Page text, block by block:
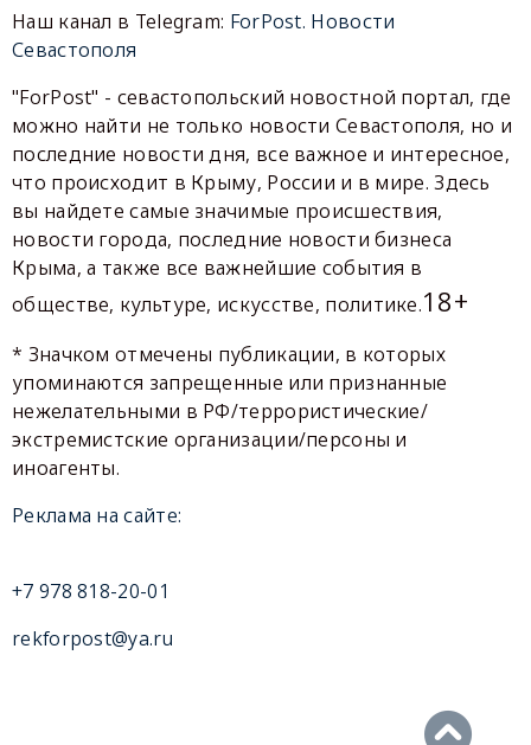
Наш канал в Telegram: ForPost. Новости
Севастополя
"ForPost" - севастопольский новостной портал, где
можно найти не только новости Севастополя, но и
последние новости дня, все важное и интересное,
что происходит в Крыму, России и в мире. Здесь
вы найдете самые значимые происшествия,
новости города, последние новости бизнеса
Крыма, а также все важнейшие события в
обществе, культуре, искусстве, политике.18+
* Значком отмечены публикации, в которых
упоминаются запрещенные или признанные
нежелательными в РФ/террористические/
экстремистские организации/персоны и
иноагенты.
Реклама на сайте:
+7 978 818-20-01
rekforpost@ya.ru